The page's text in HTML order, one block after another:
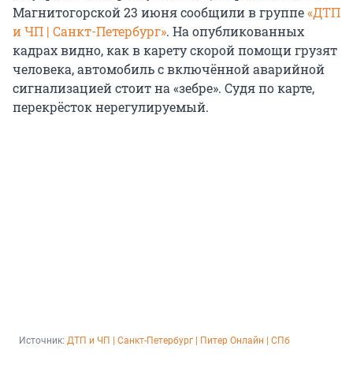
Магнитогорской 23 июня сообщили в группе«ДТП
и ЧП | Санкт-Петербург». На опубликованных
кадрах видно, как в карету скорой помощи грузят
человека, автомобиль с включённой аварийной
сигнализацией стоит на «зебре». Судя по карте,
перекрёсток нерегулируемый.
Источник: ДТП и ЧП | Санкт-Петербург | Питер Онлайн | СПб